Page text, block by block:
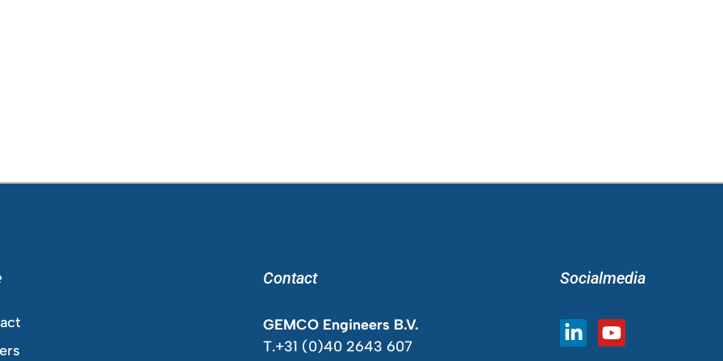
Contact
GEMCO Engineers B.V.
T.+31 (0)40 2643 607
Socialmedia